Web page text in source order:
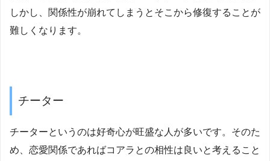
しかし、関係性が崩れてしまうとそこから修復することが
難しくなります。
チーター
チーターというのは好奇心が旺盛な人が多いです。そのた
め、恋愛関係であればコアラとの相性は良いと考えること